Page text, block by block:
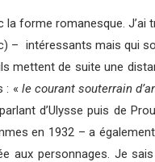
forme romanesque.
– intéressants mais qui
mettent de suite une
: « le courant souterrain
d’Ulysse puis de
en 1932 – a
aux personnages. Je